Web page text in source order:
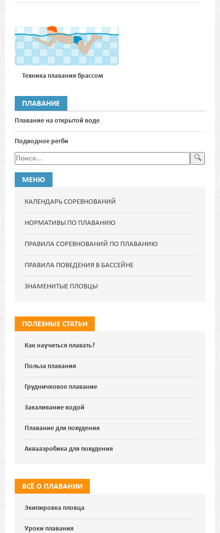
Техника плавания брассом
ПЛАВАНИЕ
Плавание на открытой воде
Подводное регби
МЕНЮ
КАЛЕНДАРЬ СОРЕВНОВАНИЙ
НОРМАТИВЫ ПО ПЛАВАНИЮ
ПРАВИЛА СОРЕВНОВАНИЙ ПО ПЛАВАНИЮ
ПРАВИЛА ПОВЕДЕНИЯ В БАССЕЙНЕ
ЗНАМЕНИТЫЕ ПЛОВЦЫ
ПОЛЕЗНЫЕ СТАТЬИ
Как научиться плавать?
Польза плавания
Грудничковое плавание
Закаливание водой
Плавание для похудения
Аквааэробика для похудения
ВСЁ О ПЛАВАНИИ
Экипировка пловца
Уроки плавания